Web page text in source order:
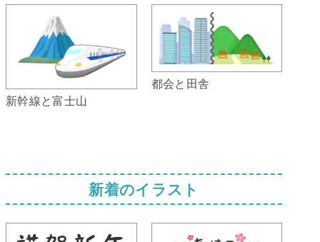
新幹線と富士山
都会と田舎
新着のイラスト